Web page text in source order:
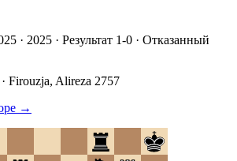
· 2025 · Результат 1-0 · Отказанный
· Firouzja, Alireza 2757
→